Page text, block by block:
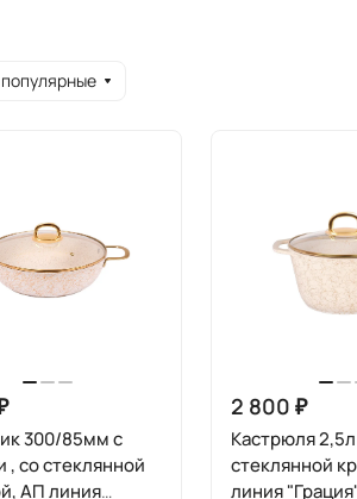
300/85мм с
, со стеклянной
АП линия
2 800 ₽
Кастрюля
стеклянной
линия